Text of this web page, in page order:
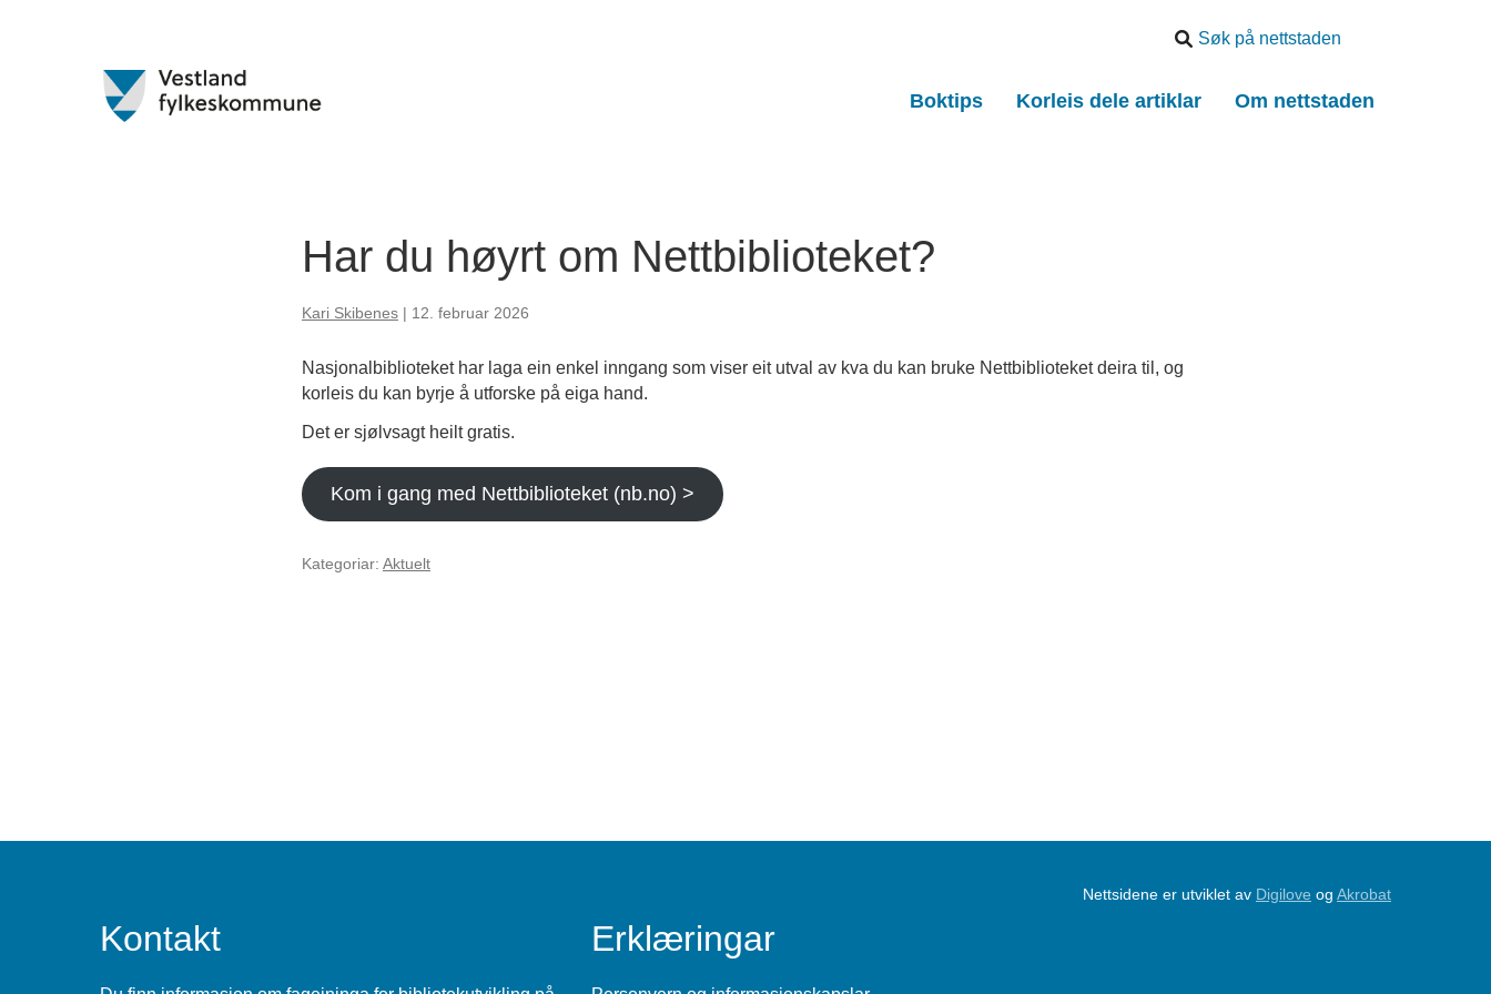
Søk
etter
Boktips Korleis dele artiklar Om nettstaden
Har du høyrt om Nettbiblioteket?
Kari Skibenes | 12. februar 2026
Nasjonalbiblioteket har laga ein enkel inngang som viser eit utval av kva du kan bruke Nettbiblioteket deira til, og
korleis du kan byrje å utforske på eiga hand.
Det er sjølvsagt heilt gratis.
Kom i gang med Nettbiblioteket (nb.no) >
Kategoriar: Aktuelt
Kontakt Erklæringar
Nettsidene er utviklet av Digilove og Akrobat